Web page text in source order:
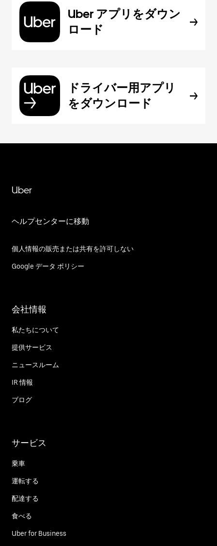
Uber アプリをダウン
ロード
ドライバー用アプリ
をダウンロード
Uber
ヘルプセンターに移動
個人情報の販売または共有を許可しない
Google データ ポリシー
会社情報
私たちについて
提供サービス
ニュースルーム
IR 情報
ブログ
サービス
乗車
運転する
配達する
食べる
Uber for Business